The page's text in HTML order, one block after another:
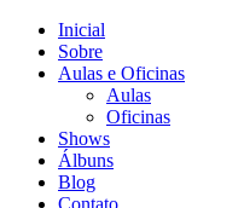
Inicial
Sobre
Aulas e Oficinas
Aulas
Oficinas
Shows
Álbuns
Blog
Contato